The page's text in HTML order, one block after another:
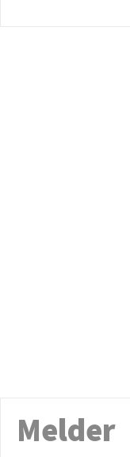
Melder